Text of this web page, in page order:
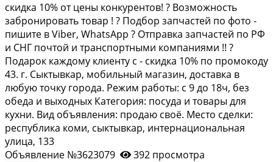
скидка 10% от цены конкурентов! ? Возможность
забронировать товар ! ? Подбор запчастей по фото -
пишите в Vibеr, WhаtsАрр ? Отправка запчастей по РФ
и СНГ почтой и транспортными компаниями !! ?
Подарок каждому клиенту с - скидка 10% по промокоду
43. г. Сыктывкар, мобильный магазин, доставка в
любую точку города. Режим работы: с 9 до 18ч, без
обеда и выходных Категория: посуда и товары для
кухни. Вид объявления: продаю своё. Место сделки:
республика коми, сыктывкар, интернациональная
улица, 133
Объявление №3623079
392 просмотра